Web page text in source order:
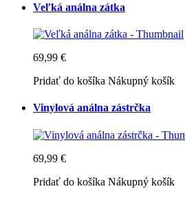
Veľká análna zátka
69,99 €
Pridať do košíka Nákupný košík
Vinylová análna zástrčka
69,99 €
Pridať do košíka Nákupný košík